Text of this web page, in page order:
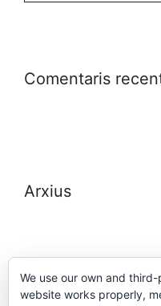
Comentaris
Arxius
We use our own and
website works properly,